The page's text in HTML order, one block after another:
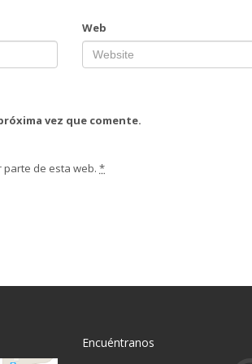
Web
vez que comente.
de esta web. *
Encuéntranos